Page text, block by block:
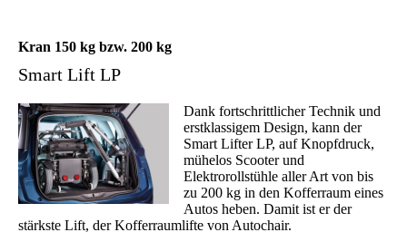
Kran 150 kg bzw. 200 kg
Smart Lift LP
Dank fortschrittlicher Technik und
erstklassigem Design, kann der
Smart Lifter LP, auf Knopfdruck,
mühelos Scooter und
Elektrorollstühle aller Art von bis
zu 200 kg in den Kofferraum eines
Autos heben. Damit ist er der
stärkste Lift, der Kofferraumlifte von Autochair.